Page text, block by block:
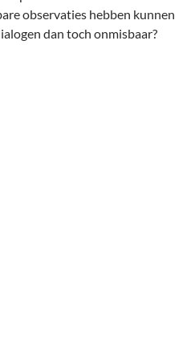
observaties hebben kunnen
dan toch onmisbaar?